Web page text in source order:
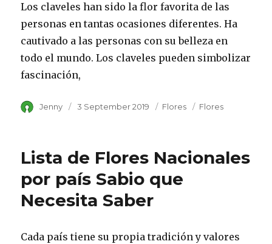
Los claveles han sido la flor favorita de las
personas en tantas ocasiones diferentes. Ha
cautivado a las personas con su belleza en
todo el mundo. Los claveles pueden simbolizar
fascinación,
Author
Jenny
Posted
3 September 2019 Category
Flores Tags
Flores
Lista de Flores Nacionales
por país Sabio que
Necesita Saber
Cada país tiene su propia tradición y valores